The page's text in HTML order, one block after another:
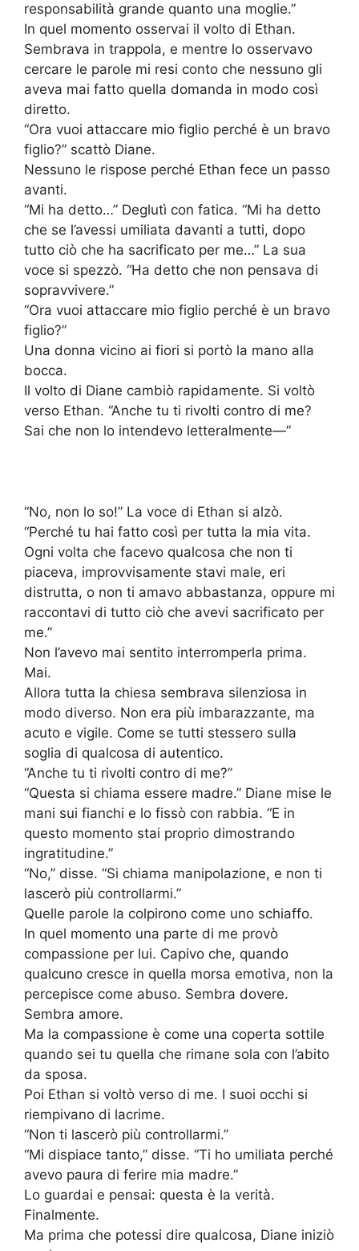
responsabilità grande quanto una moglie.”
In quel momento osservai il volto di Ethan.
Sembrava in trappola, e mentre lo osservavo
cercare le parole mi resi conto che nessuno gli
aveva mai fatto quella domanda in modo così
diretto.
“Ora vuoi attaccare mio figlio perché è un bravo
figlio?” scattò Diane.
Nessuno le rispose perché Ethan fece un passo
avanti.
“Mi ha detto…” Deglutì con fatica. “Mi ha detto
che se l’avessi umiliata davanti a tutti, dopo
tutto ciò che ha sacrificato per me…” La sua
voce si spezzò. “Ha detto che non pensava di
sopravvivere.”
“Ora vuoi attaccare mio figlio perché è un bravo
figlio?”
Una donna vicino ai fiori si portò la mano alla
bocca.
Il volto di Diane cambiò rapidamente. Si voltò
verso Ethan. “Anche tu ti rivolti contro di me?
Sai che non lo intendevo letteralmente—”
“No, non lo so!” La voce di Ethan si alzò.
“Perché tu hai fatto così per tutta la mia vita.
Ogni volta che facevo qualcosa che non ti
piaceva, improvvisamente stavi male, eri
distrutta, o non ti amavo abbastanza, oppure mi
raccontavi di tutto ciò che avevi sacrificato per
me.”
Non l’avevo mai sentito interromperla prima.
Mai.
Allora tutta la chiesa sembrava silenziosa in
modo diverso. Non era più imbarazzante, ma
acuto e vigile. Come se tutti stessero sulla
soglia di qualcosa di autentico.
“Anche tu ti rivolti contro di me?”
“Questa si chiama essere madre.” Diane mise le
mani sui fianchi e lo fissò con rabbia. “E in
questo momento stai proprio dimostrando
ingratitudine.”
“No,” disse. “Si chiama manipolazione, e non ti
lascerò più controllarmi.”
Quelle parole la colpirono come uno schiaffo.
In quel momento una parte di me provò
compassione per lui. Capivo che, quando
qualcuno cresce in quella morsa emotiva, non la
percepisce come abuso. Sembra dovere.
Sembra amore.
Ma la compassione è come una coperta sottile
quando sei tu quella che rimane sola con l’abito
da sposa.
Poi Ethan si voltò verso di me. I suoi occhi si
riempivano di lacrime.
“Non ti lascerò più controllarmi.”
“Mi dispiace tanto,” disse. “Ti ho umiliata perché
avevo paura di ferire mia madre.”
Lo guardai e pensai: questa è la verità.
Finalmente.
Ma prima che potessi dire qualcosa, Diane iniziò